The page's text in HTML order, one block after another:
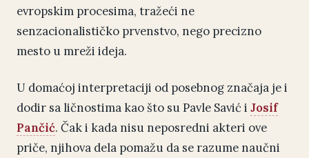
evropskim procesima, tražeći ne
senzacionalističko prvenstvo, nego precizno
mesto u mreži ideja.
U domaćoj interpretaciji od posebnog značaja je i
dodir sa ličnostima kao što su Pavle Savić i Josif
Pančić. Čak i kada nisu neposredni akteri ove
priče, njihova dela pomažu da se razume naučni